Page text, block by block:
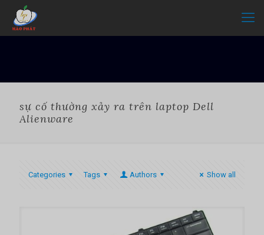
sự cố thường xảy ra trên laptop Dell
Alienware
Categories Tags Authors Show all